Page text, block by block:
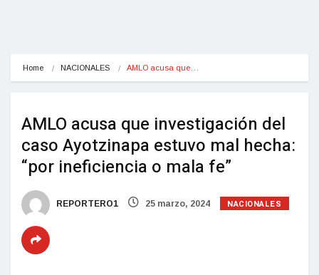
Home NACIONALES AMLO acusa que…
AMLO acusa que investigación del
caso Ayotzinapa estuvo mal hecha:
“por ineficiencia o mala fe”
REPORTERO1 25 marzo, 2024 NACIONALES